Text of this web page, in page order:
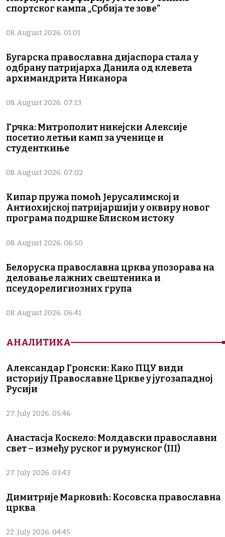
спортског кампа „Србија те зове”
08. August 2026. 01:01
Бугарска православна дијаспора стала у
одбрану патријарха Данила од клевета
архимандрита Никанора
08. August 2026. 07:13
Грчка: Митрополит никејски Алексије
посетио летњи камп за ученице и
студенткиње
08. August 2026. 07:02
Кипар пружа помоћ Јерусалимској и
Антиохијској патријаршији у оквиру новог
програма подршке Блиском истоку
08. August 2026. 06:50
Белоруска православна црква упозорава на
деловање лажних свештеника и
псеудорелигиозних група
08. August 2026. 06:41
АНАЛИТИКА
Александар Гронски: Како ПЦУ види
историју Православне Цркве у југозападној
Русији
27. July 2026. 05:46
Анастасја Коскело: Молдавски православни
свет – између руског и румунског (III)
27. July 2026. 03:43
Димитрије Марковић: Косовска православна
црква
22. July 2026. 04:45